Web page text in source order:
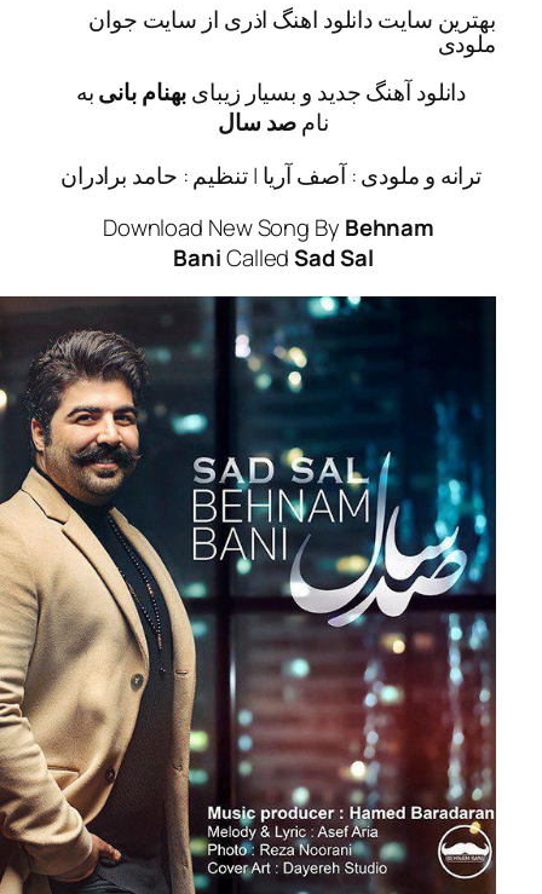
دانلود اهنگ اذری از سایت جوان
آهنگ جدید و بسیار زیبای بهنام بانیبه
صد سال
و ملودی : آصف آریا | تنظیم : حامد برادران
BaniCalled